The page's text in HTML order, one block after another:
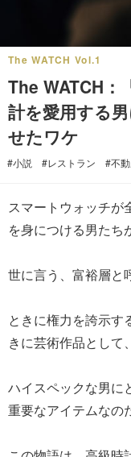
The WATCH Vol.1
The WATCH：
計を愛用する
せたワケ
#小説 #レストラン #不
スマートウォッチが
を身につける男たち
世に言う、富裕層と
ときに権力を誇示す
きに芸術作品として
ハイスペックな男に
重要なアイテムなの